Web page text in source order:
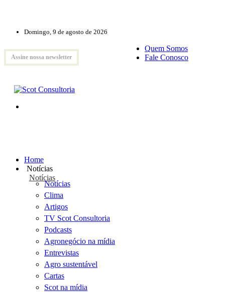
Domingo, 9 de agosto de 2026
Assine nossa newsletter
Quem Somos
Fale Conosco
Home
Notícias
Notícias
Notícias
Clima
Artigos
TV Scot Consultoria
Podcasts
Agronegócio na mídia
Entrevistas
Agro sustentável
Cartas
Scot na mídia